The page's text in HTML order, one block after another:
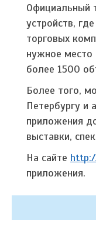
Официальный
устройств,
торговых
нужное место
более 1500
Более того,
Петербургу и
приложения
выставки,
На сайте
приложения.